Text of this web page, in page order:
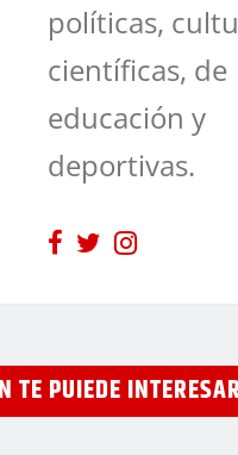
políticas,
científicas, de
educación y
deportivas.
TE PUIEDE